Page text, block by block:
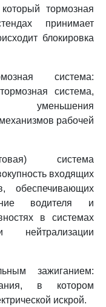
тормозная
принимает
блокировка
система:
система,
уменьшения
рабочей
система
входящих
обеспечивающих
водителя и
в системах
зажиганием:
в котором
искрой.